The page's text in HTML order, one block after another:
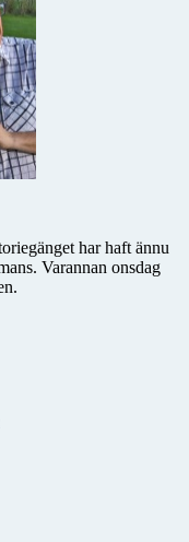
har haft ännu
Varannan onsdag